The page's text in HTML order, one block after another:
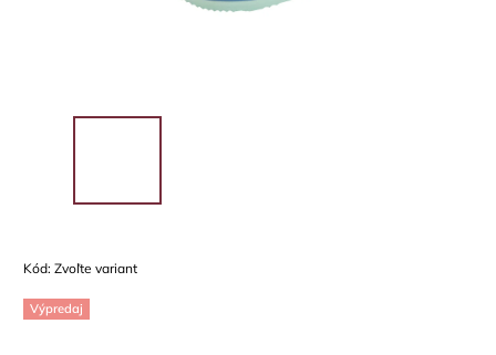
Kód: Zvoľte variant
Výpredaj